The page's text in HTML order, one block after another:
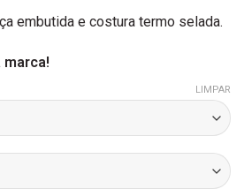
embutida e costura termo selada.
LIMPAR